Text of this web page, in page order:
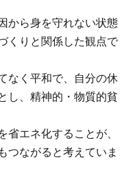
から身を守れない状態
くりと関係した観点で
なく平和で、自分の休
し、精神的・物質的貧
省エネ化することが、
つながると考えていま